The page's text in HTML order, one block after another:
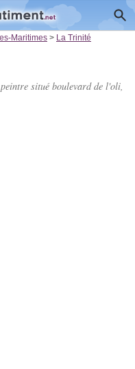
Maritimes > La Trinité
situé boulevard de l'oli,